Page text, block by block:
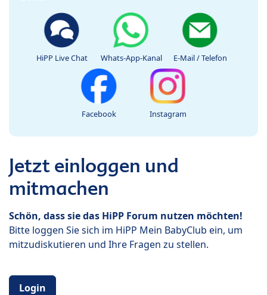
HiPP Live Chat Whats-App-Kanal E-Mail / Telefon
Facebook Instagram
Jetzt einloggen und
mitmachen
Schön, dass sie das HiPP Forum nutzen möchten!
Bitte loggen Sie sich im HiPP Mein BabyClub ein, um
mitzudiskutieren und Ihre Fragen zu stellen.
Login